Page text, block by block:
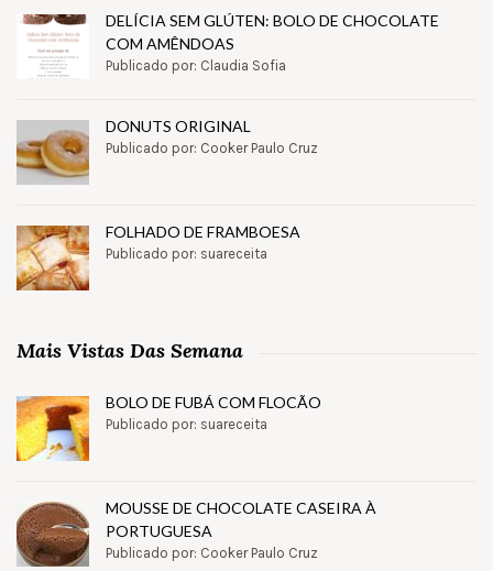
DELÍCIA SEM GLÚTEN: BOLO DE CHOCOLATE
COM AMÊNDOAS
Publicado por: Claudia Sofia
DONUTS ORIGINAL
Publicado por: Cooker Paulo Cruz
FOLHADO DE FRAMBOESA
Publicado por: suareceita
Mais Vistas Das Semana
BOLO DE FUBÁ COM FLOCÃO
Publicado por: suareceita
MOUSSE DE CHOCOLATE CASEIRA À
PORTUGUESA
Publicado por: Cooker Paulo Cruz